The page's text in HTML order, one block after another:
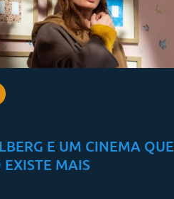
E UM CINEMA QUE
MAIS